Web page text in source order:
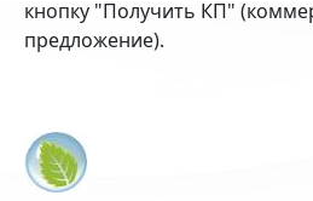
кнопку "Получить КП"
предложение).